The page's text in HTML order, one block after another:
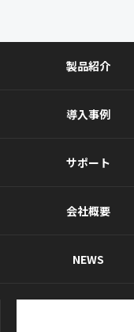
製品紹介
導入事例
サポート
会社概要
NEWS